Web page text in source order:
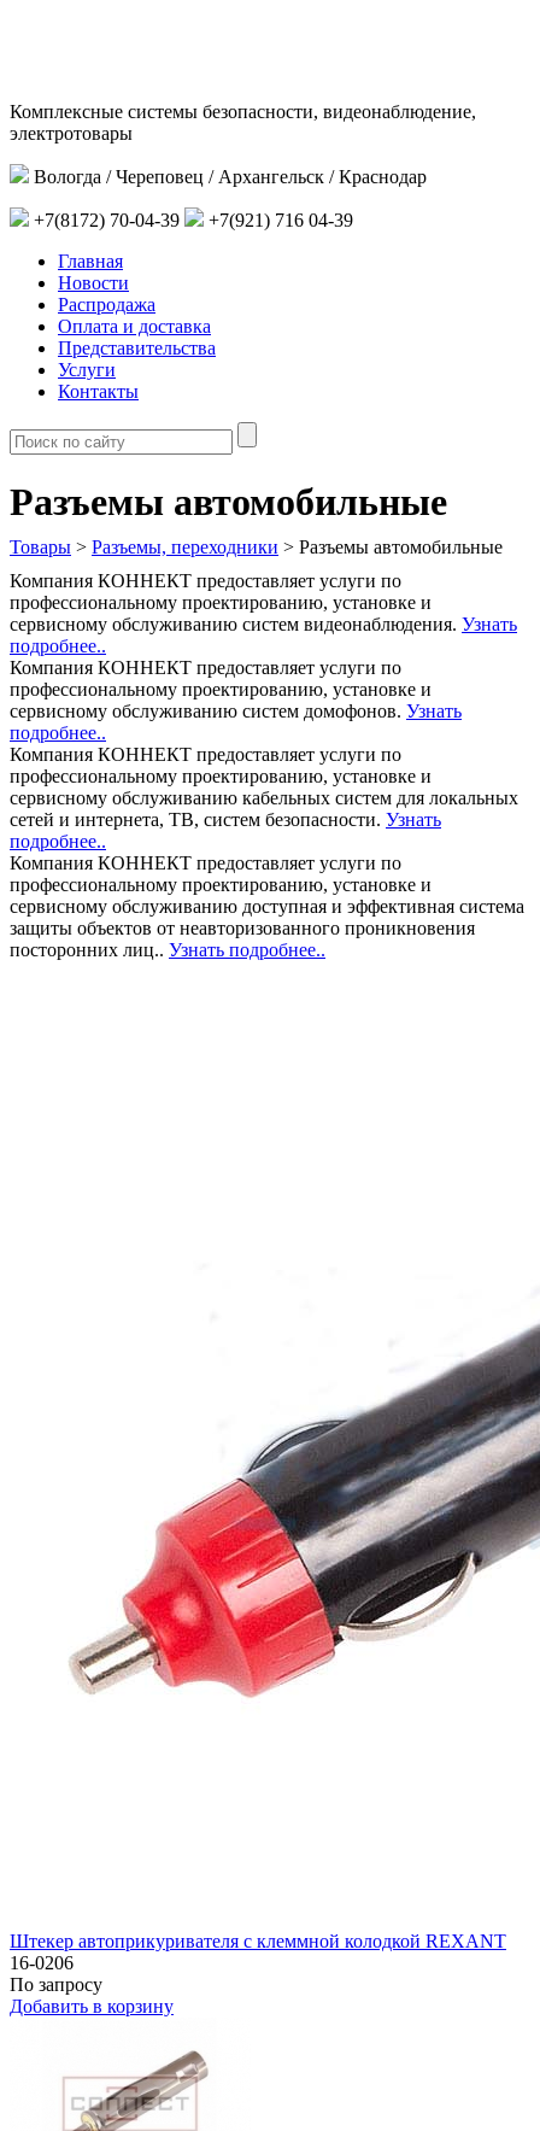
Комплексные системы безопасности, видеонаблюдение,
электротовары
Вологда / Череповец / Архангельск / Краснодар
+7(8172) 70-04-39
+7(921) 716 04-39
Главная
Новости
Распродажа
Оплата и доставка
Представительства
Услуги
Контакты
Разъемы автомобильные
Товары > Разъемы, переходники > Разъемы автомобильные
Компания КОННЕКТ предоставляет услуги по
профессиональному проектированию, установке и
сервисному обслуживанию систем видеонаблюдения. Узнать
подробнее..
Компания КОННЕКТ предоставляет услуги по
профессиональному проектированию, установке и
сервисному обслуживанию систем домофонов. Узнать
подробнее..
Компания КОННЕКТ предоставляет услуги по
профессиональному проектированию, установке и
сервисному обслуживанию кабельных систем для локальных
сетей и интернета, ТВ, систем безопасности. Узнать
подробнее..
Компания КОННЕКТ предоставляет услуги по
профессиональному проектированию, установке и
сервисному обслуживанию доступная и эффективная система
защиты объектов от неавторизованного проникновения
посторонних лиц.. Узнать подробнее..
Штекер автоприкуривателя с клеммной колодкой REXANT
16-0206
По запросу
Добавить в корзину